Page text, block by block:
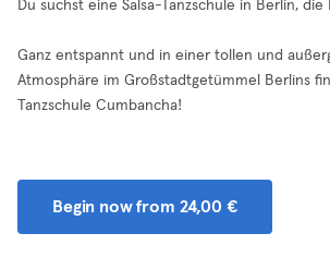
Du suchst eine Salsa-Tanzschule in Berlin, die
Ganz entspannt und in einer tollen und
Atmosphäre im Großstadtgetümmel Berlins
Tanzschule Cumbancha!
Begin now from 24,00 €